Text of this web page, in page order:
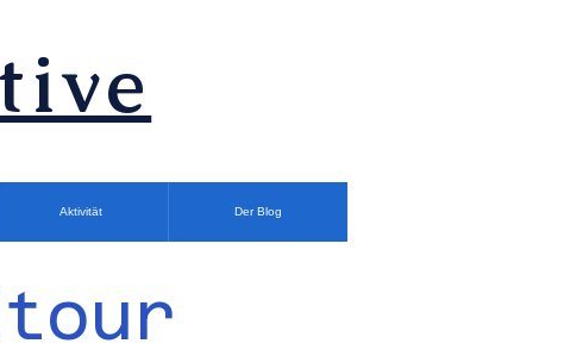
Aktivität Der Blog